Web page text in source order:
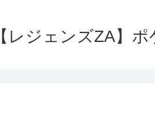
【レジェンズZA】